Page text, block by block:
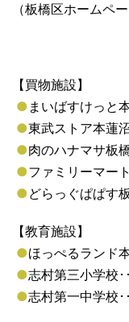
（板橋区ホームペ
【買物施設】
● まいばすけっと
●東武ストア本蓮
●肉のハナマサ板
●ファミリーマー
●どらっぐぱぱす
【教育施設】
●ほっぺるランド
●志村第三小学校
●志村第一中学校